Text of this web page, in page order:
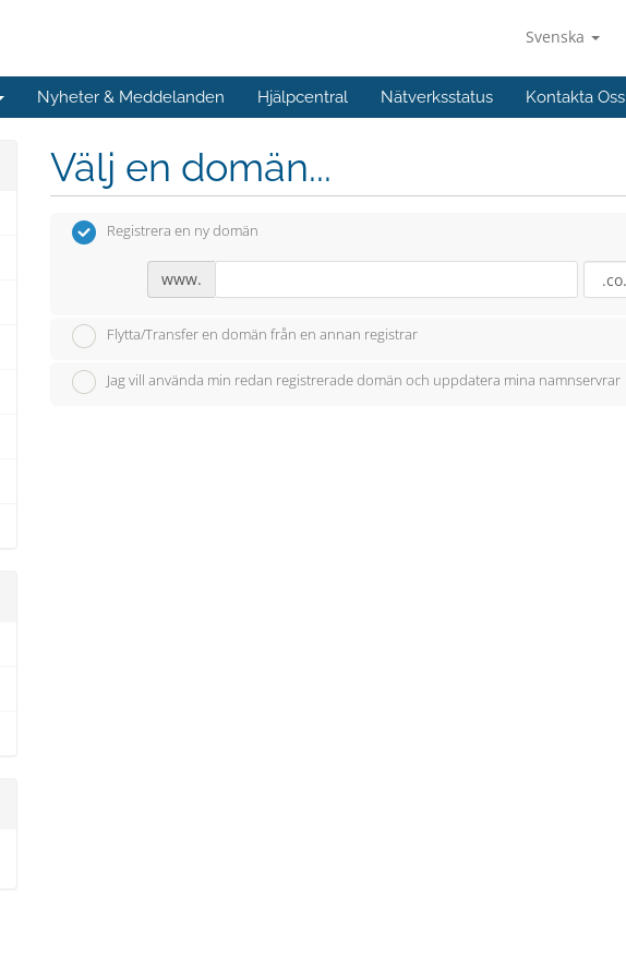
Svenska
Nyheter & Meddelanden Hjälpcentral Nätverksstatus Kontakta Oss
Välj en domän...
Registrera en ny domän
www.
Flytta/Transfer en domän från en annan registrar
Jag vill använda min redan registrerade domän och uppdatera mina namnservrar